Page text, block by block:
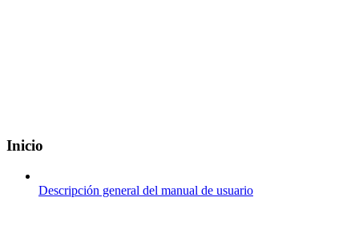
Inicio
Descripción general del manual de usuario